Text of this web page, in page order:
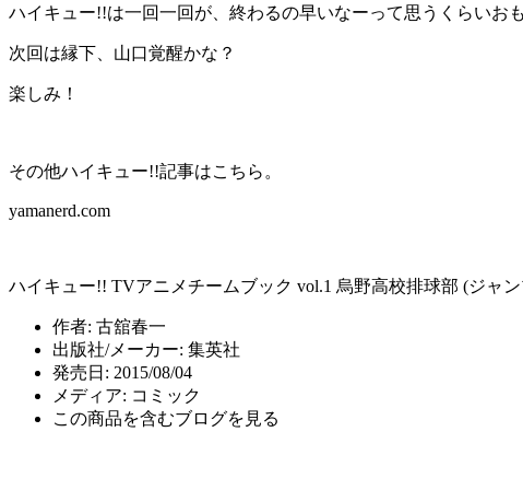
ハイキュー!!は一回一回が、終わるの早いなーって思うくらいお
次回は縁下、山口覚醒かな？
楽しみ！
その他ハイキュー!!記事はこちら。
yamanerd.com
ハイキュー!! TVアニメチームブック vol.1 烏野高校排球部 (ジャ
作者: 古舘春一
出版社/メーカー: 集英社
発売日: 2015/08/04
メディア: コミック
この商品を含むブログを見る